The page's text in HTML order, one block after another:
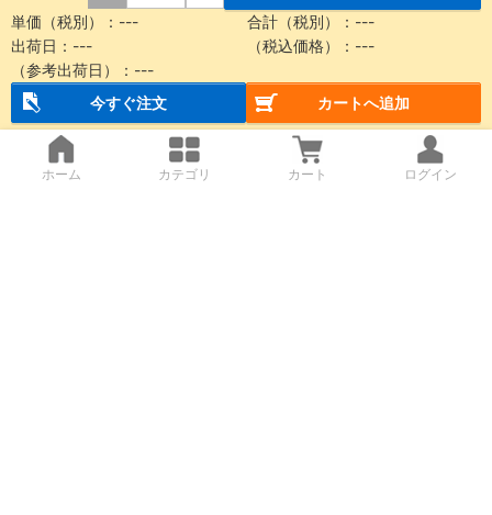
単価（税別）： --- 合計（税別）： ---
出荷日： --- （税込価格）： ---
（参考出荷日）： ---
今すぐ注文
カートへ追加
ホーム カテゴリ カート ログイン